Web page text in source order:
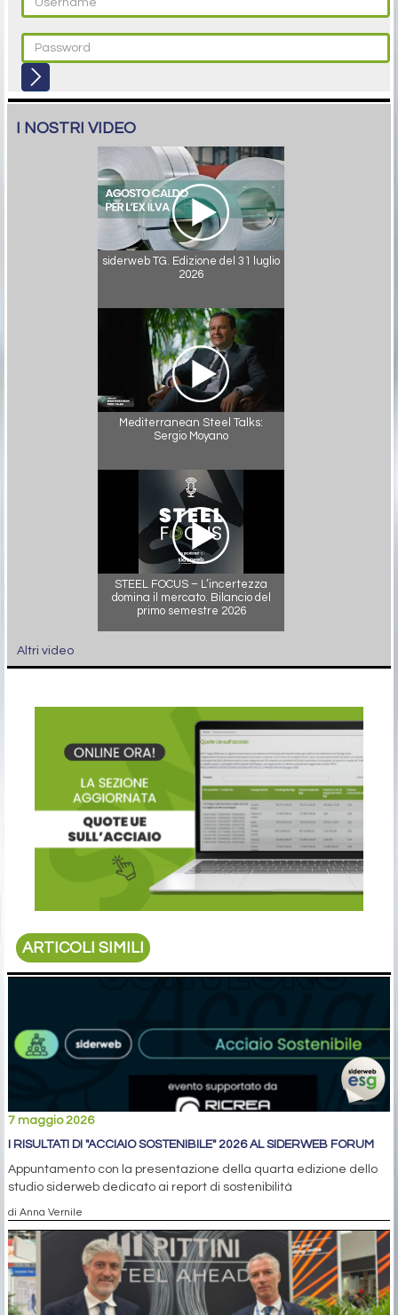
I NOSTRI VIDEO
siderweb TG. Edizione del 31 luglio
2026
Mediterranean Steel Talks:
Sergio Moyano
STEEL FOCUS – L’incertezza
domina il mercato. Bilancio del
primo semestre 2026
Altri video
ARTICOLI SIMILI
7 maggio 2026
I RISULTATI DI "ACCIAIO SOSTENIBILE" 2026 AL SIDERWEB FORUM
Appuntamento con la presentazione della quarta edizione dello
studio siderweb dedicato ai report di sostenibilità
di Anna Vernile